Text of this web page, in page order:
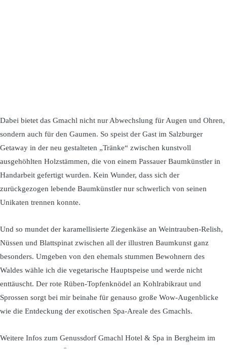
Dabei bietet das Gmachl nicht nur Abwechslung für Augen und Ohren,
sondern auch für den Gaumen. So speist der Gast im Salzburger
Getaway in der neu gestalteten „Tränke“ zwischen kunstvoll
ausgehöhlten Holzstämmen, die von einem Passauer Baumkünstler in
Handarbeit gefertigt wurden. Kein Wunder, dass sich der
zurückgezogen lebende Baumkünstler nur schwerlich von seinen
Unikaten trennen konnte.
Und so mundet der karamellisierte Ziegenkäse an Weintrauben-Relish,
Nüssen und Blattspinat zwischen all der illustren Baumkunst ganz
besonders. Umgeben von den ehemals stummen Bewohnern des
Waldes wähle ich die vegetarische Hauptspeise und werde nicht
enttäuscht. Der rote Rüben-Topfenknödel an Kohlrabikraut und
Sprossen sorgt bei mir beinahe für genauso große Wow-Augenblicke
wie die Entdeckung der exotischen Spa-Areale des Gmachls.
Weitere Infos zum Genussdorf Gmachl Hotel & Spa in Bergheim im